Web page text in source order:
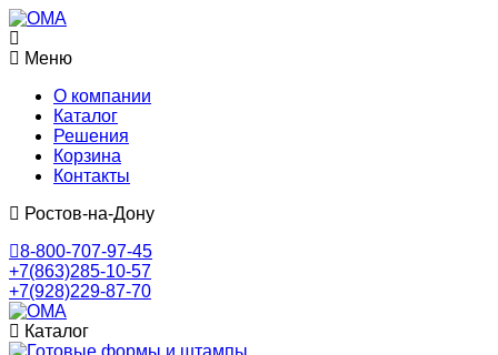
Меню
О компании
Каталог
Решения
Корзина
Контакты
Ростов-на-Дону
8-800-707-97-45
+7(863)285-10-57
+7(928)229-87-70
Каталог